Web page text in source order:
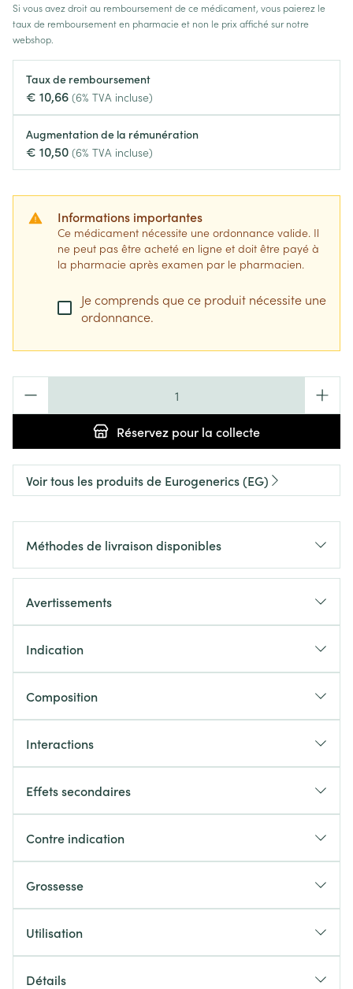
Si vous avez droit au remboursement de ce médicament, vous paierez le
taux de remboursement en pharmacie et non le prix affiché sur notre
webshop.
Taux de remboursement
€ 10,66 (6% TVA incluse)
Augmentation de la rémunération
€ 10,50 (6% TVA incluse)
Informations importantes
Ce médicament nécessite une ordonnance valide. Il
ne peut pas être acheté en ligne et doit être payé à
la pharmacie après examen par le pharmacien.
Je comprends que ce produit nécessite une
ordonnance.
Réservez pour la collecte
Voir tous les produits de Eurogenerics (EG)
Méthodes de livraison disponibles
Avertissements
Indication
Composition
Interactions
Effets secondaires
Contre indication
Grossesse
Utilisation
Détails